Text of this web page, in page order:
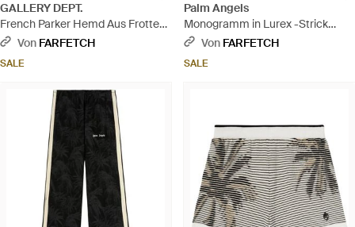
GALLERY DEPT.
French Parker Hemd Aus Frottee
- Natur
Von FARFETCH
SALE
Palm Angels
Monogramm in Lurex -Strick
geschnitten - Weiß
Von FARFETCH
SALE